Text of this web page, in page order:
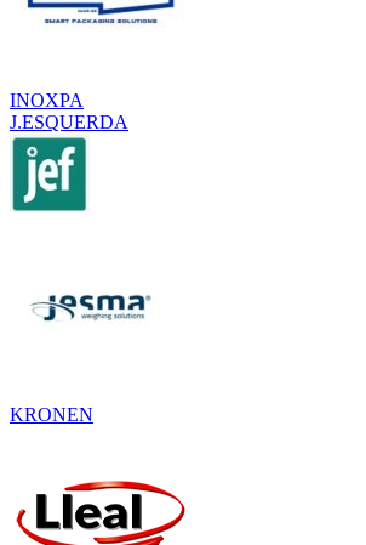
INOXPA
J.ESQUERDA
KRONEN